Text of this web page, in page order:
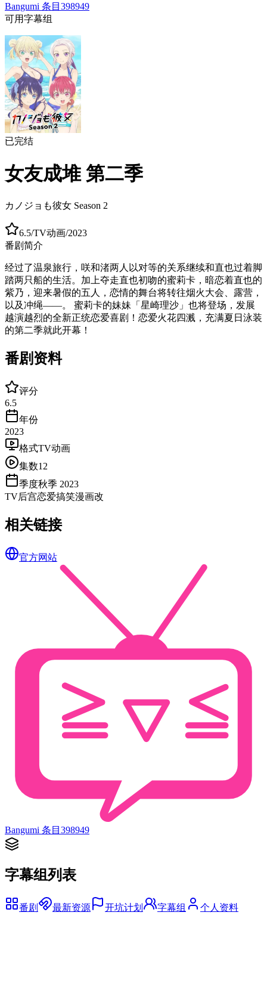
Bangumi 条目 398949
可用字幕组
已完结
女友成堆 第二季
カノジョも彼女 Season 2
6.5/TV动画/2023
番剧简介
经过了温泉旅行，咲和渚两人以对等的关系继续和直也过着脚
踏两只船的生活。加上夺走直也初吻的蜜莉卡，暗恋着直也的
紫乃，迎来暑假的五人，恋情的舞台将转往烟火大会、露营，
以及冲绳——。 蜜莉卡的妹妹「星崎理沙」也将登场，发展
越演越烈的全新正统恋爱喜剧！恋爱火花四溅，充满夏日泳装
的第二季就此开幕！
番剧资料
评分
6.5
年份
2023
格式TV动画
集数12
季度秋季 2023
TV后宫恋爱搞笑漫画改
相关链接
官方网站
Bangumi 条目 398949
字幕组列表
番剧 最新资源 开坑计划 字幕组 个人资料